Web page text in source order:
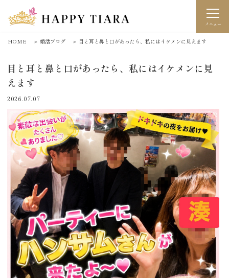
メニュー
HOME ＞ 婚活ブログ ＞ 目と耳と鼻と口があったら、私にはイケメンに見えます
目と耳と鼻と口があったら、私にはイケメンに見
えます
2026.07.07